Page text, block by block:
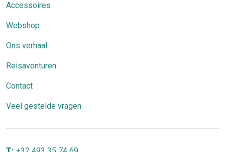
Accessoires
Webshop
Ons verhaal
Reisavonturen
Contact
Veel gestelde vragen